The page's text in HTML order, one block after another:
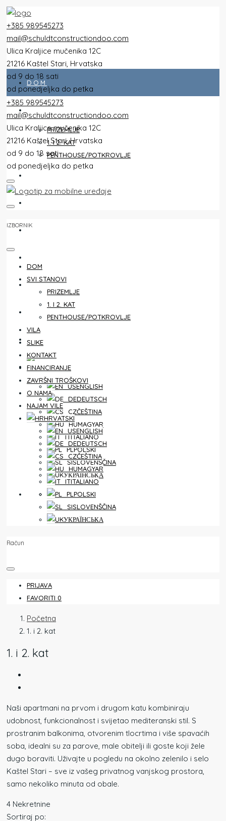
+385 989545273
mail@schuldtconstructiondoo.com
Ulica Kraljice mučenika 12C
21216 Kaštel Stari, Hrvatska
od 9 do 18 sati
od ponedjeljka do petka
DOM
PRIZEMLJE
1. I 2. KAT
PENTHOUSE/POTKROVLJE
KONTAKT
ZAVRŠNI TROŠKOVI
NAJAM VILE
HRVATSKI
ENGLISH
DEUTSCH
ČEŠTINA
MAGYAR
ITALIANO
POLSKI
SLOVENŠČINA
УКРАЇНСЬКА
FAVORITI0
+385 989545273
mail@schuldtconstructiondoo.com
Ulica Kraljice mučenika 12C
21216 Kaštel Stari, Hrvatska
od 9 do 18 sati
od ponedjeljka do petka
IZBORNIK
DOM
SVI STANOVI
PRIZEMLJE
1. I 2. KAT
PENTHOUSE/POTKROVLJE
VILA
SLIKE
KONTAKT
FINANCIRANJE
ZAVRŠNI TROŠKOVI
O NAMA
NAJAM VILE
HRVATSKI
ENGLISH
DEUTSCH
ČEŠTINA
MAGYAR
ITALIANO
POLSKI
SLOVENŠČINA
УКРАЇНСЬКА
Račun
PRIJAVA
FAVORITI 0
Početna
1. i 2. kat
1. i 2. kat
Naši apartmani na prvom i drugom katu kombiniraju
udobnost, funkcionalnost i svijetao mediteranski stil. S
prostranim balkonima, otvorenim tlocrtima i više spavaćih
soba, idealni su za parove, male obitelji ili goste koji žele
dugo boraviti. Uživajte u pogledu na okolno zelenilo i selo
Kaštel Stari – sve iz vašeg privatnog vanjskog prostora,
samo nekoliko minuta od obale.
4 Nekretnine
Sortiraj po: